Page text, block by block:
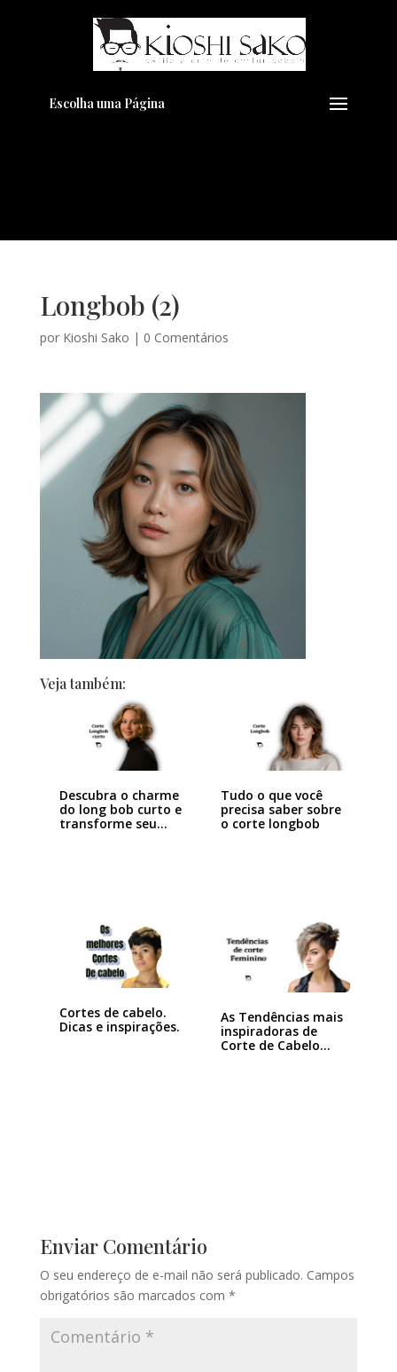
Escolha uma Página
Longbob (2)
por Kioshi Sako | 0 Comentários
Veja também:
Descubra o charme
do long bob curto e
transforme seu…
Tudo o que você
precisa saber sobre
o corte longbob
Cortes de cabelo.
Dicas e inspirações.
As Tendências mais
inspiradoras de
Corte de Cabelo…
Enviar Comentário
O seu endereço de e-mail não será publicado. Campos
obrigatórios são marcados com *
Pensando em transformar seu
Visual??